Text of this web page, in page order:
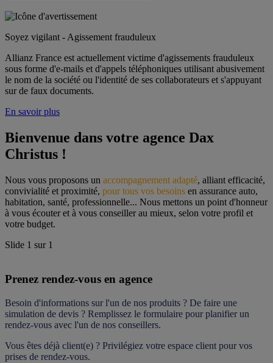
Soyez vigilant - Agissement frauduleux
Allianz France est actuellement victime d'agissements frauduleux
sous forme d'e-mails et d'appels téléphoniques utilisant abusivement
le nom de la société ou l'identité de ses collaborateurs et s'appuyant
sur de faux documents.
En savoir plus
Bienvenue dans votre agence Dax
Christus !
Nous vous proposons un accompagnement adapté, alliant efficacité,
convivialité et proximité, pour tous vos besoins en assurance auto,
habitation, santé, professionnelle... Nous mettons un point d'honneur
à vous écouter et à vous conseiller au mieux, selon votre profil et
votre budget.
Slide 1 sur 1
Prenez rendez-vous en agence
Besoin d'informations sur l'un de nos produits ? De faire une
simulation de devis ? Remplissez le formulaire pour planifier un
rendez-vous avec l'un de nos conseillers.
Vous êtes déjà client(e) ? Privilégiez votre espace client pour vos
prises de rendez-vous.